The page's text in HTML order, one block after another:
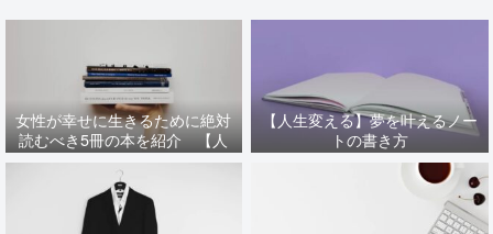
女性が幸せに生きるために絶対
読むべき5冊の本を紹介 【人
生変わる】
【人生変える】夢を叶えるノー
トの書き方